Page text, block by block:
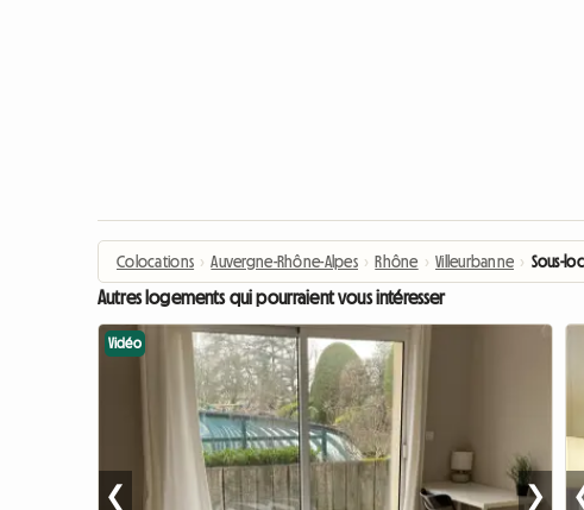
Colocations › Auvergne-Rhône-Alpes › Rhône › Villeurbanne › Sous-
Autres logements qui pourraient vous intéresser
Vidéo
❮ ❯